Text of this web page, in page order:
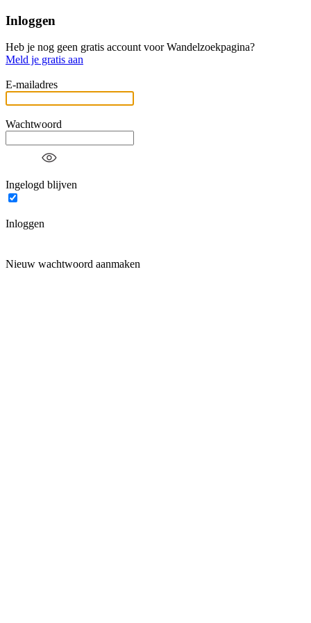
Inloggen
Heb je nog geen gratis account voor Wandelzoekpagina?
Meld je gratis aan
E-mailadres
Wachtwoord
Ingelogd blijven
Inloggen
Nieuw wachtwoord aanmaken